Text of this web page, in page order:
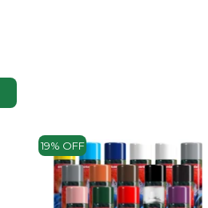
19% OFF